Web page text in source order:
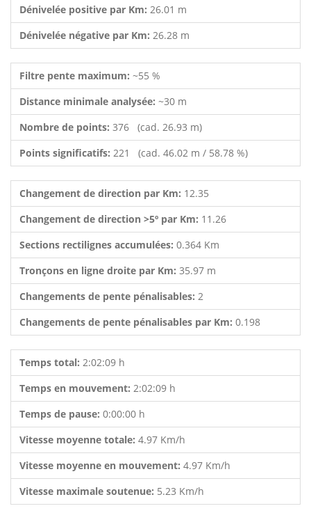
Dénivelée positive par Km: 26.01 m
Dénivelée négative par Km: 26.28 m
Filtre pente maximum: ~55 %
Distance minimale analysée: ~30 m
Nombre de points: 376 (cad. 26.93 m)
Points significatifs: 221 (cad. 46.02 m / 58.78 %)
Changement de direction par Km: 12.35
Changement de direction >5º par Km: 11.26
Sections rectilignes accumulées: 0.364 Km
Tronçons en ligne droite par Km: 35.97 m
Changements de pente pénalisables: 2
Changements de pente pénalisables par Km: 0.198
Temps total: 2:02:09 h
Temps en mouvement: 2:02:09 h
Temps de pause: 0:00:00 h
Vitesse moyenne totale: 4.97 Km/h
Vitesse moyenne en mouvement: 4.97 Km/h
Vitesse maximale soutenue: 5.23 Km/h